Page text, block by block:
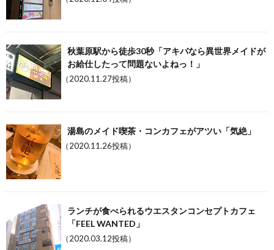
秋葉原駅から徒歩30秒「アキバなら異世界メイドが
お給仕したって問題ないよねっ！」
（2020.11.27投稿）
湯島のメイド喫茶・コンカフェがアツい「気絶」
（2020.11.26投稿）
ランチが食べられるウエスタンコンセプトカフェ
「FEEL WANTED」
（2020.03.12投稿）